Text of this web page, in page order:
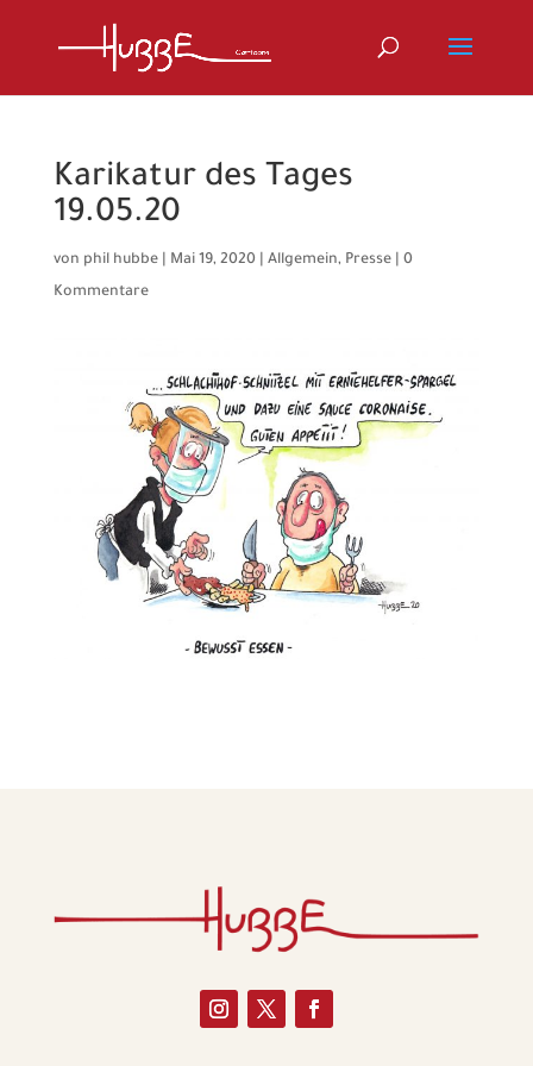
Karikatur des Tages
19.05.20
von phil hubbe| Mai 19, 2020| Allgemein, Presse| 0
Kommentare